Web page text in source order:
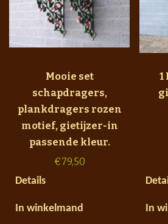
Mooie set
schapdragers,
plankdragers rozen
motief, gietijzer-in
passende kleur.
€79,50
Details
In winkelmand
1
In